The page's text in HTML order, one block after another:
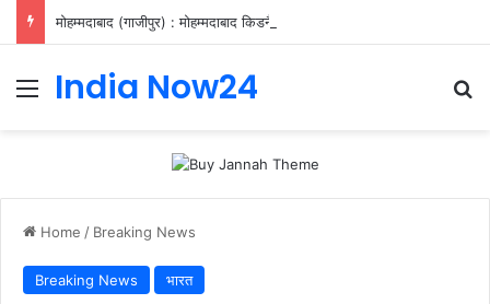
India Now24
Home / Breaking News
Breaking News भारत